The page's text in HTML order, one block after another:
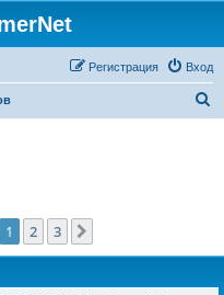
Вход
Регистрация
1 2 3